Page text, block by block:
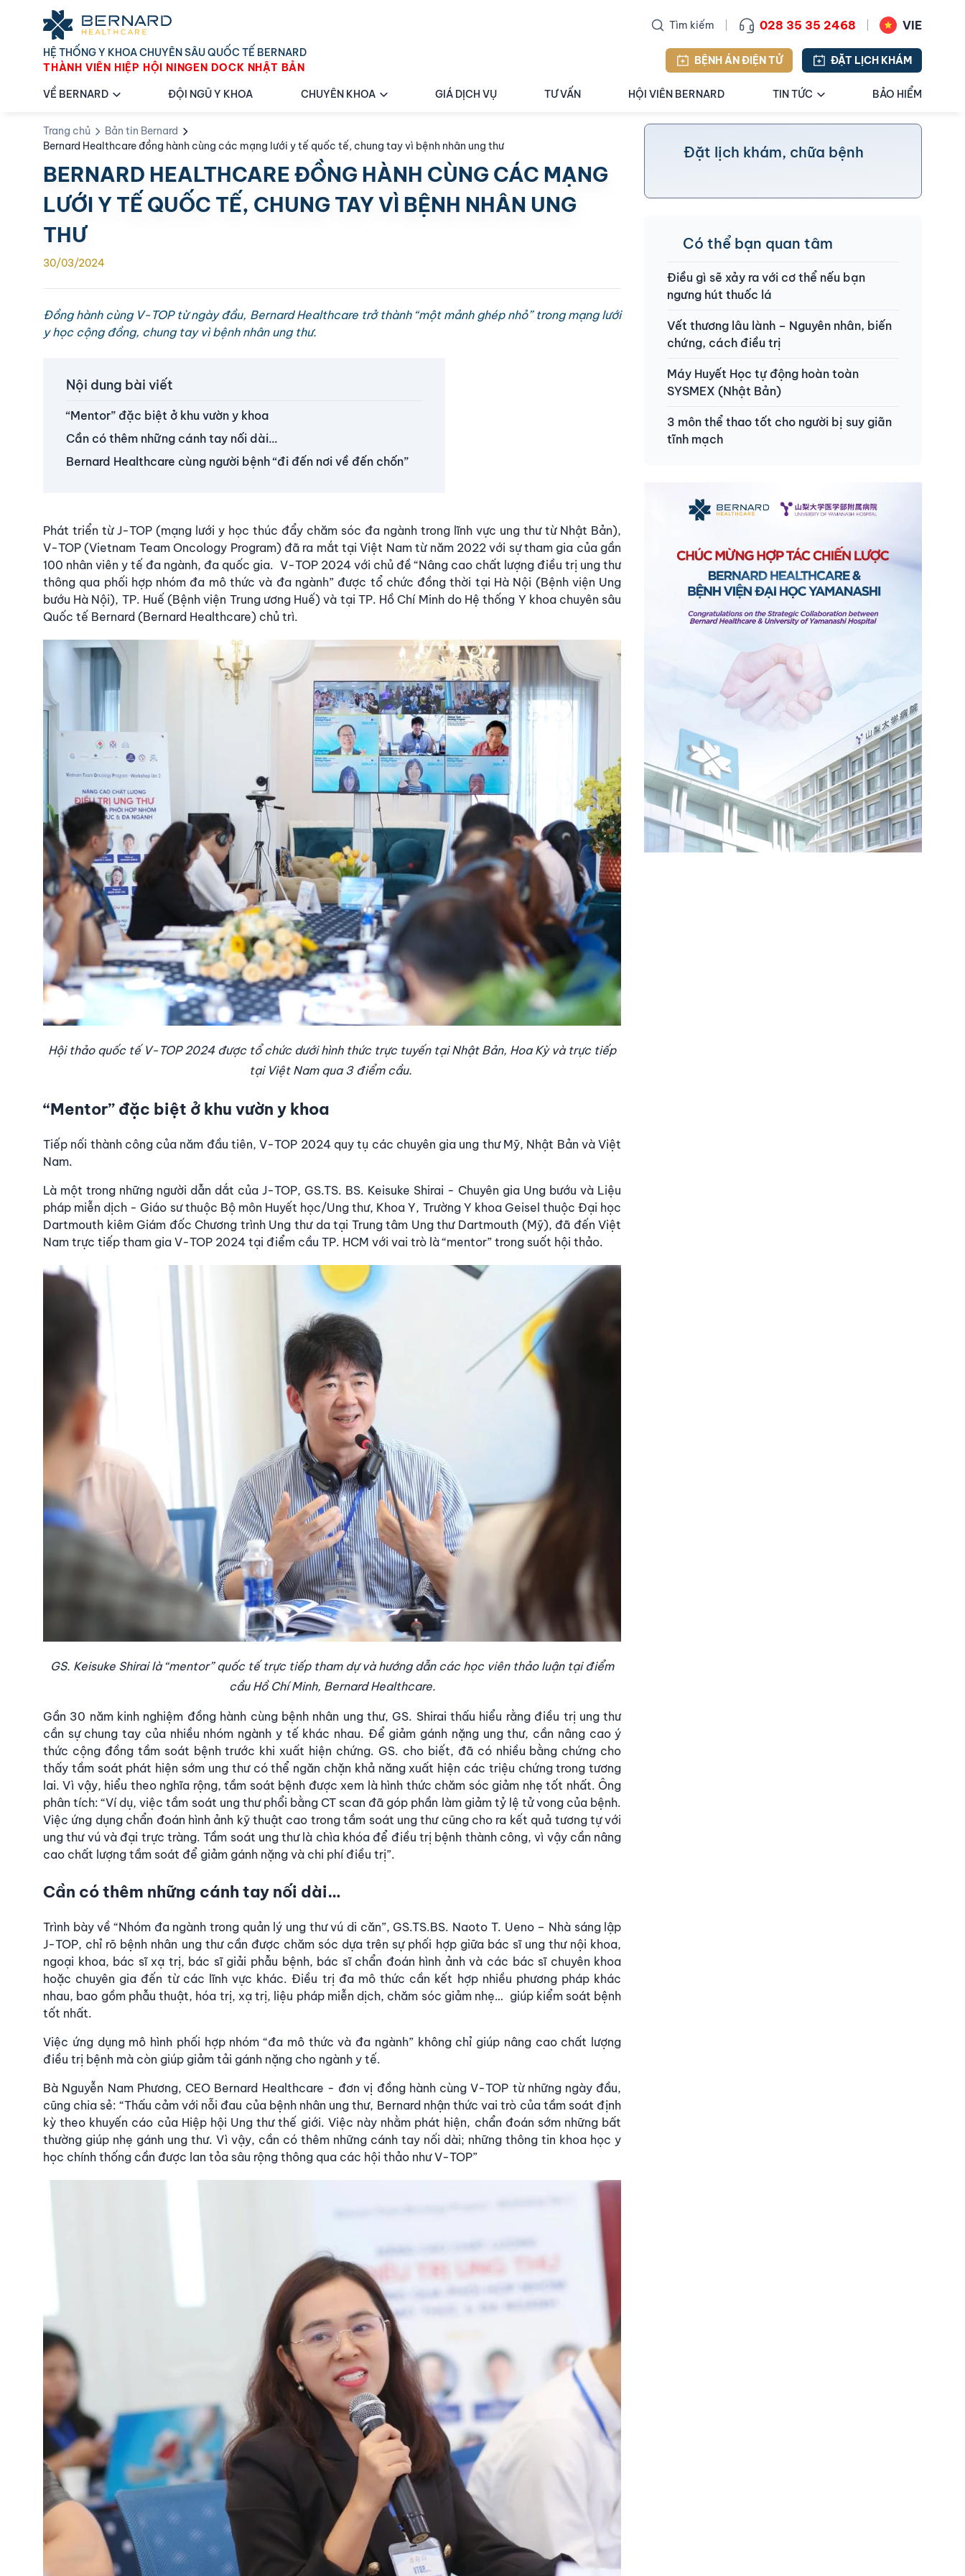
Tìm kiếm 028 35 35 2468 VIE
HỆ THỐNG Y KHOA CHUYÊN SÂU QUỐC TẾ BERNARD
THÀNH VIÊN HIỆP HỘI NINGEN DOCK NHẬT BẢN
BỆNH ÁN ĐIỆN TỬ ĐẶT LỊCH KHÁM
VỀ BERNARD ĐỘI NGŨ Y KHOA CHUYÊN KHOA GIÁ DỊCH VỤ TƯ VẤN HỘI VIÊN BERNARD TIN TỨC BẢO HIỂM
Trang chủ
Bản tin Bernard
Bernard Healthcare đồng hành cùng các mạng lưới y tế quốc tế, chung tay vì bệnh nhân ung thư
BERNARD HEALTHCARE ĐỒNG HÀNH CÙNG CÁC MẠNG
LƯỚI Y TẾ QUỐC TẾ, CHUNG TAY VÌ BỆNH NHÂN UNG
THƯ
30/03/2024
Đồng hành cùng V-TOP từ ngày đầu, Bernard Healthcare trở thành “một mảnh ghép nhỏ” trong mạng lưới
y học cộng đồng, chung tay vì bệnh nhân ung thư.
Nội dung bài viết
“Mentor” đặc biệt ở khu vườn y khoa
Cần có thêm những cánh tay nối dài…
Bernard Healthcare cùng người bệnh “đi đến nơi về đến chốn”
Phát triển từ J-TOP (mạng lưới y học thúc đẩy chăm sóc đa ngành trong lĩnh vực ung thư từ Nhật Bản),
V-TOP (Vietnam Team Oncology Program) đã ra mắt tại Việt Nam từ năm 2022 với sự tham gia của gần
100 nhân viên y tế đa ngành, đa quốc gia. V-TOP 2024 với chủ đề “Nâng cao chất lượng điều trị ung thư
thông qua phối hợp nhóm đa mô thức và đa ngành” được tổ chức đồng thời tại Hà Nội (Bệnh viện Ung
bướu Hà Nội), TP. Huế (Bệnh viện Trung ương Huế) và tại TP. Hồ Chí Minh do Hệ thống Y khoa chuyên sâu
Quốc tế Bernard (Bernard Healthcare) chủ trì.
Hội thảo quốc tế V-TOP 2024 được tổ chức dưới hình thức trực tuyến tại Nhật Bản, Hoa Kỳ và trực tiếp
tại Việt Nam qua 3 điểm cầu.
“Mentor” đặc biệt ở khu vườn y khoa
Tiếp nối thành công của năm đầu tiên, V-TOP 2024 quy tụ các chuyên gia ung thư Mỹ, Nhật Bản và Việt
Nam.
Là một trong những người dẫn dắt của J-TOP, GS.TS. BS. Keisuke Shirai - Chuyên gia Ung bướu và Liệu
pháp miễn dịch - Giáo sư thuộc Bộ môn Huyết học/Ung thư, Khoa Y, Trường Y khoa Geisel thuộc Đại học
Dartmouth kiêm Giám đốc Chương trình Ung thư da tại Trung tâm Ung thư Dartmouth (Mỹ), đã đến Việt
Nam trực tiếp tham gia V-TOP 2024 tại điểm cầu TP. HCM với vai trò là “mentor” trong suốt hội thảo.
GS. Keisuke Shirai là “mentor” quốc tế trực tiếp tham dự và hướng dẫn các học viên thảo luận tại điểm
cầu Hồ Chí Minh, Bernard Healthcare.
Gần 30 năm kinh nghiệm đồng hành cùng bệnh nhân ung thư, GS. Shirai thấu hiểu rằng điều trị ung thư
cần sự chung tay của nhiều nhóm ngành y tế khác nhau. Để giảm gánh nặng ung thư, cần nâng cao ý
thức cộng đồng tầm soát bệnh trước khi xuất hiện chứng. GS. cho biết, đã có nhiều bằng chứng cho
thấy tầm soát phát hiện sớm ung thư có thể ngăn chặn khả năng xuất hiện các triệu chứng trong tương
lai. Vì vậy, hiểu theo nghĩa rộng, tầm soát bệnh được xem là hình thức chăm sóc giảm nhẹ tốt nhất. Ông
phân tích: “Ví dụ, việc tầm soát ung thư phổi bằng CT scan đã góp phần làm giảm tỷ lệ tử vong của bệnh.
Việc ứng dụng chẩn đoán hình ảnh kỹ thuật cao trong tầm soát ung thư cũng cho ra kết quả tương tự với
ung thư vú và đại trực tràng. Tầm soát ung thư là chìa khóa để điều trị bệnh thành công, vì vậy cần nâng
cao chất lượng tầm soát để giảm gánh nặng và chi phí điều trị”.
Cần có thêm những cánh tay nối dài…
Trình bày về “Nhóm đa ngành trong quản lý ung thư vú di căn”, GS.TS.BS. Naoto T. Ueno – Nhà sáng lập
J-TOP, chỉ rõ bệnh nhân ung thư cần được chăm sóc dựa trên sự phối hợp giữa bác sĩ ung thư nội khoa,
ngoại khoa, bác sĩ xạ trị, bác sĩ giải phẫu bệnh, bác sĩ chẩn đoán hình ảnh và các bác sĩ chuyên khoa
hoặc chuyên gia đến từ các lĩnh vực khác. Điều trị đa mô thức cần kết hợp nhiều phương pháp khác
nhau, bao gồm phẫu thuật, hóa trị, xạ trị, liệu pháp miễn dịch, chăm sóc giảm nhẹ… giúp kiểm soát bệnh
tốt nhất.
Việc ứng dụng mô hình phối hợp nhóm “đa mô thức và đa ngành” không chỉ giúp nâng cao chất lượng
điều trị bệnh mà còn giúp giảm tải gánh nặng cho ngành y tế.
Bà Nguyễn Nam Phương, CEO Bernard Healthcare - đơn vị đồng hành cùng V-TOP từ những ngày đầu,
cũng chia sẻ: “Thấu cảm với nỗi đau của bệnh nhân ung thư, Bernard nhận thức vai trò của tầm soát định
kỳ theo khuyến cáo của Hiệp hội Ung thư thế giới. Việc này nhằm phát hiện, chẩn đoán sớm những bất
thường giúp nhẹ gánh ung thư. Vì vậy, cần có thêm những cánh tay nối dài; những thông tin khoa học y
học chính thống cần được lan tỏa sâu rộng thông qua các hội thảo như V-TOP”
Đặt lịch khám, chữa bệnh
Có thể bạn quan tâm
Điều gì sẽ xảy ra với cơ thể nếu bạn
ngưng hút thuốc lá
Vết thương lâu lành – Nguyên nhân, biến
chứng, cách điều trị
Máy Huyết Học tự động hoàn toàn
SYSMEX (Nhật Bản)
3 môn thể thao tốt cho người bị suy giãn
tĩnh mạch